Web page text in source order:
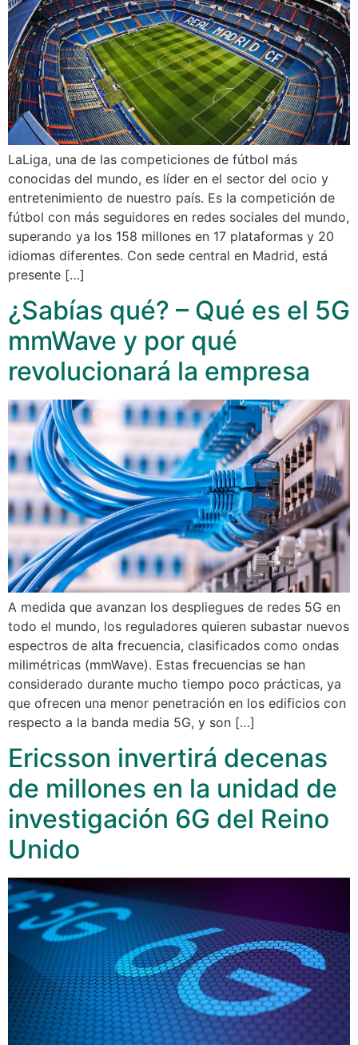
LaLiga, una de las competiciones de fútbol más
conocidas del mundo, es líder en el sector del ocio y
entretenimiento de nuestro país. Es la competición de
fútbol con más seguidores en redes sociales del mundo,
superando ya los 158 millones en 17 plataformas y 20
idiomas diferentes. Con sede central en Madrid, está
presente […]
¿Sabías qué? – Qué es el 5G
mmWave y por qué
revolucionará la empresa
A medida que avanzan los despliegues de redes 5G en
todo el mundo, los reguladores quieren subastar nuevos
espectros de alta frecuencia, clasificados como ondas
milimétricas (mmWave). Estas frecuencias se han
considerado durante mucho tiempo poco prácticas, ya
que ofrecen una menor penetración en los edificios con
respecto a la banda media 5G, y son […]
Ericsson invertirá decenas
de millones en la unidad de
investigación 6G del Reino
Unido